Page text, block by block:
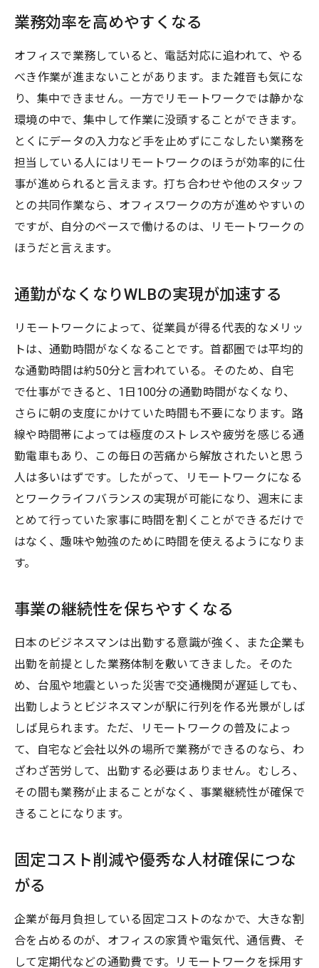
業務効率を高めやすくなる
オフィスで業務していると、電話対応に追われて、やる
べき作業が進まないことがあります。また雑音も気にな
り、集中できません。一方でリモートワークでは静かな
環境の中で、集中して作業に没頭することができます。
とくにデータの入力など手を止めずにこなしたい業務を
担当している人にはリモートワークのほうが効率的に仕
事が進められると言えます。打ち合わせや他のスタッフ
との共同作業なら、オフィスワークの方が進めやすいの
ですが、自分のペースで働けるのは、リモートワークの
ほうだと言えます。
通勤がなくなりWLBの実現が加速する
リモートワークによって、従業員が得る代表的なメリッ
トは、通勤時間がなくなることです。首都圏では平均的
な通勤時間は約50分と言われている。そのため、自宅
で仕事ができると、1日100分の通勤時間がなくなり、
さらに朝の支度にかけていた時間も不要になります。路
線や時間帯によっては極度のストレスや疲労を感じる通
勤電車もあり、この毎日の苦痛から解放されたいと思う
人は多いはずです。したがって、リモートワークになる
とワークライフバランスの実現が可能になり、週末にま
とめて行っていた家事に時間を割くことができるだけで
はなく、趣味や勉強のために時間を使えるようになりま
す。
事業の継続性を保ちやすくなる
日本のビジネスマンは出勤する意識が強く、また企業も
出勤を前提とした業務体制を敷いてきました。そのた
め、台風や地震といった災害で交通機関が遅延しても、
出勤しようとビジネスマンが駅に行列を作る光景がしば
しば見られます。ただ、リモートワークの普及によっ
て、自宅など会社以外の場所で業務ができるのなら、わ
ざわざ苦労して、出勤する必要はありません。むしろ、
その間も業務が止まることがなく、事業継続性が確保で
きることになります。
固定コスト削減や優秀な人材確保につな
がる
企業が毎月負担している固定コストのなかで、大きな割
合を占めるのが、オフィスの家賃や電気代、通信費、そ
して定期代などの通勤費です。リモートワークを採用す